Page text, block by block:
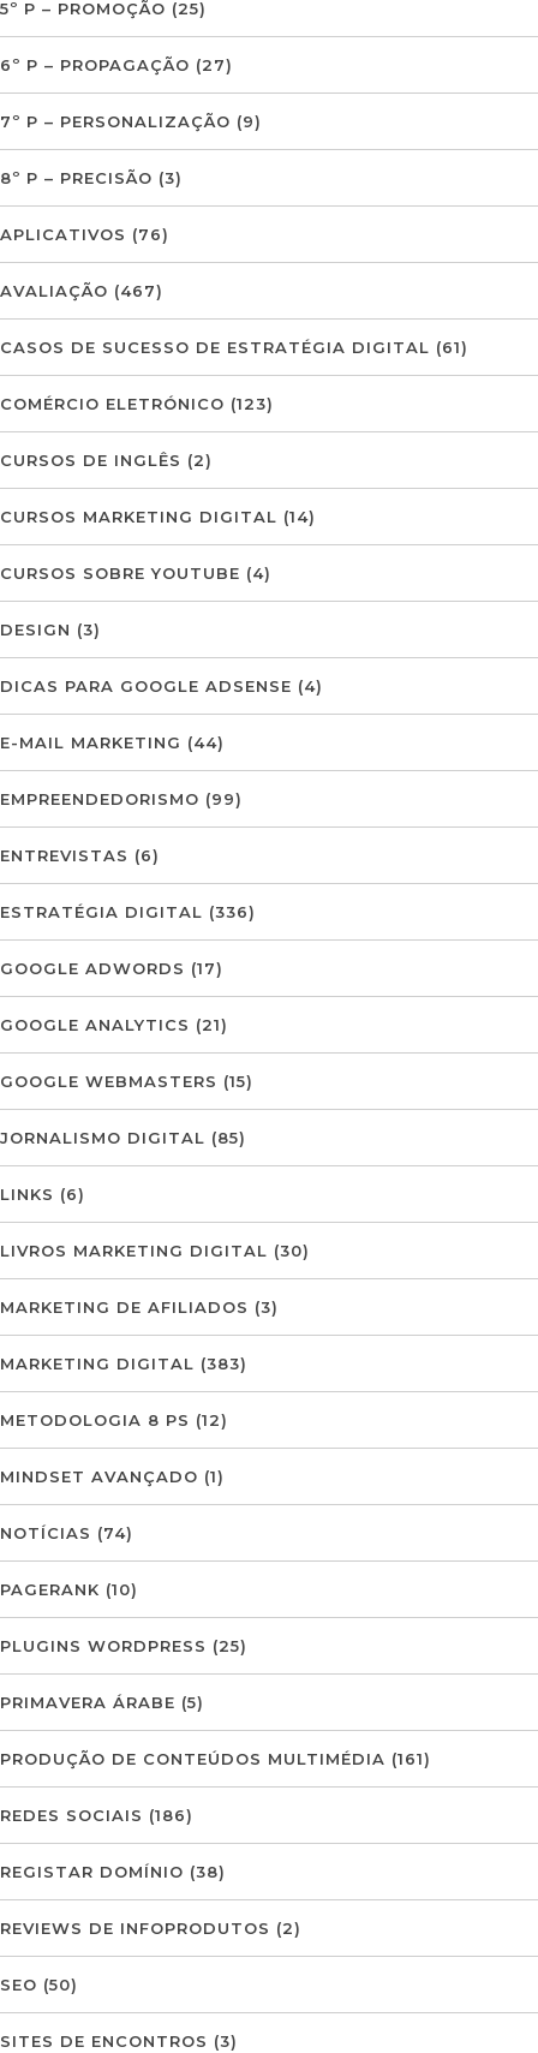
5º P – PROMOÇÃO (25)
6º P – PROPAGAÇÃO (27)
7º P – PERSONALIZAÇÃO (9)
8º P – PRECISÃO (3)
APLICATIVOS (76)
AVALIAÇÃO (467)
CASOS DE SUCESSO DE ESTRATÉGIA DIGITAL (61)
COMÉRCIO ELETRÓNICO (123)
CURSOS DE INGLÊS (2)
CURSOS MARKETING DIGITAL (14)
CURSOS SOBRE YOUTUBE (4)
DESIGN (3)
DICAS PARA GOOGLE ADSENSE (4)
E-MAIL MARKETING (44)
EMPREENDEDORISMO (99)
ENTREVISTAS (6)
ESTRATÉGIA DIGITAL (336)
GOOGLE ADWORDS (17)
GOOGLE ANALYTICS (21)
GOOGLE WEBMASTERS (15)
JORNALISMO DIGITAL (85)
LINKS (6)
LIVROS MARKETING DIGITAL (30)
MARKETING DE AFILIADOS (3)
MARKETING DIGITAL (383)
METODOLOGIA 8 PS (12)
MINDSET AVANÇADO (1)
NOTÍCIAS (74)
PAGERANK (10)
PLUGINS WORDPRESS (25)
PRIMAVERA ÁRABE (5)
PRODUÇÃO DE CONTEÚDOS MULTIMÉDIA (161)
REDES SOCIAIS (186)
REGISTAR DOMÍNIO (38)
REVIEWS DE INFOPRODUTOS (2)
SEO (50)
SITES DE ENCONTROS (3)